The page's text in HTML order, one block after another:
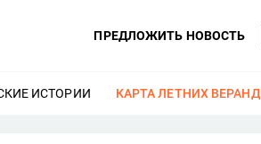
ПРЕДЛОЖИТЬ НОВОСТЬ
ИСТОРИИ ЕЩЕ
КАРТА ЛЕТНИХ ВЕРАНД